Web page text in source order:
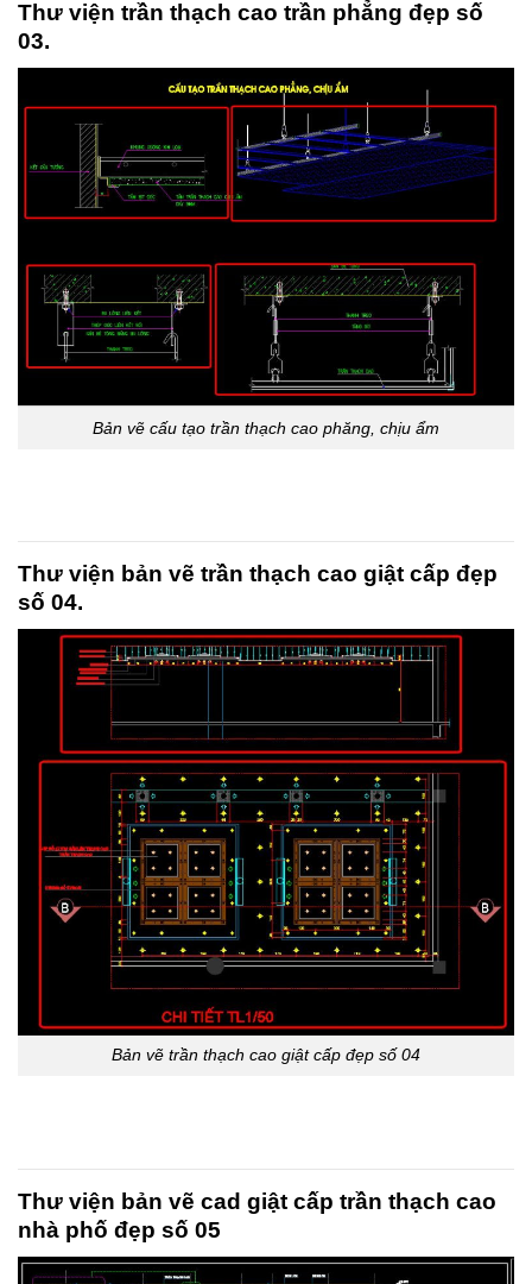
Thư viện trần thạch cao trần phẳng đẹp số
03.
Bản vẽ cấu tạo trần thạch cao phăng, chịu ẩm
Thư viện bản vẽ trần thạch cao giật cấp đẹp
số 04.
Bản vẽ trần thạch cao giật cấp đẹp số 04
Thư viện bản vẽ cad giật cấp trần thạch cao
nhà phố đẹp số 05